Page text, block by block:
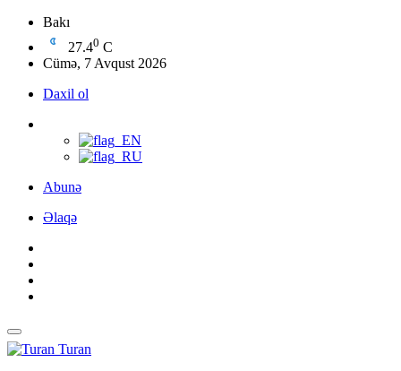
Bakı
27.40 C
Cümə, 7 Avqust 2026
Daxil ol
Abunə
Əlaqə
Turan